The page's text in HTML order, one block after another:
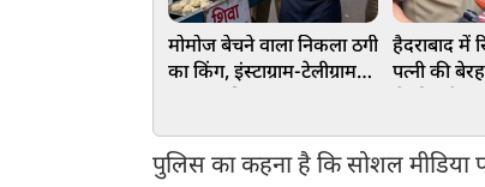
मोमोज बेचने वाला निकला ठगी
का किंग, इंस्टाग्राम-टेलीग्राम
हैरान
हैदराबाद में
पत्नी की
गहराया शक
पुलिस का कहना है कि सोशल मीडिया